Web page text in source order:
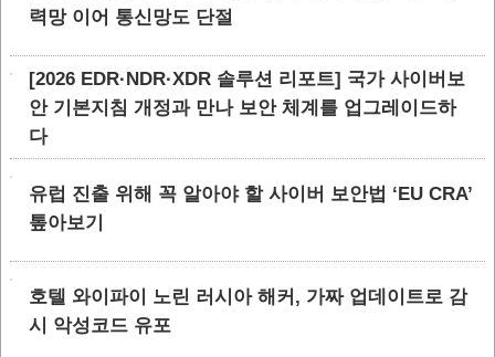
력망 이어 통신망도 단절
[2026 EDR·NDR·XDR 솔루션 리포트] 국가 사이버보
안 기본지침 개정과 만나 보안 체계를 업그레이드하
다
유럽 진출 위해 꼭 알아야 할 사이버 보안법 ‘EU CRA’
톺아보기
호텔 와이파이 노린 러시아 해커, 가짜 업데이트로 감
시 악성코드 유포